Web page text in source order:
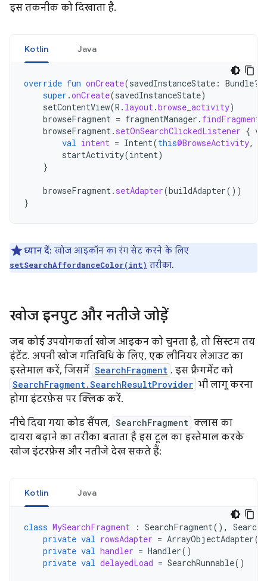
इस तकनीक को दिखाता है.
Kotlin Java
override fun onCreate(savedInstanceState : Bundle?)
super .onCreate(savedInstanceState)
setContentView(R . layout.browse_activity)
browseFragment = fragmentManager .
browseFragment. setOnSearchClickedListener {
val intent = Intent(this@BrowseActivity,
startActivity(intent)
}
browseFragment. setAdapter(buildAdapter())
}
ध्यान दें: खोज आइकॉन का रंग सेट करने के लिए
setSearchAffordanceColor(int) तरीका.
खोज इनपुट और नतीजे जोड़ें
जब कोई उपयोगकर्ता खोज आइकन को चुनता है, तो सिस्टम तय
इंटेंट. अपनी खोज गतिविधि के लिए, एक लीनियर लेआउट का
इस्तेमाल करें, जिसमें SearchFragment . इस फ़्रैगमेंट को
SearchFragment.SearchResultProvider भी लागू करना
होगा इंटरफ़ेस पर क्लिक करें.
नीचे दिया गया कोड सैंपल, SearchFragment क्लास का
दायरा बढ़ाने का तरीका बताता है इस टूल का इस्तेमाल करके
खोज इंटरफ़ेस और नतीजे देख सकते हैं:
Kotlin Java
class MySearchFragment : SearchFragment(),
private val rowsAdapter = ArrayObjectAdapter(
private val handler = Handler()
private val delayedLoad = SearchRunnable()